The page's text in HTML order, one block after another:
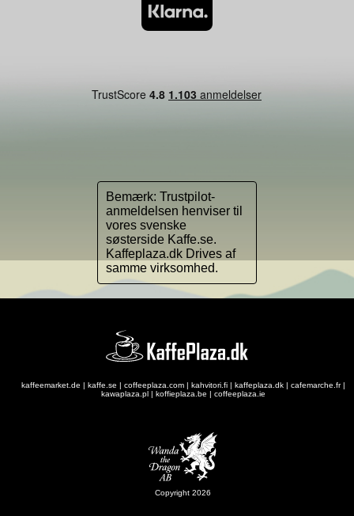
Bemærk: Trustpilot-
anmeldelsen henviser til
vores svenske
søsterside Kaffe.se.
Kaffeplaza.dk Drives af
samme virksomhed.
kaffeemarket.de kaffe.se coffeeplaza.com| kahvitori.fi| kaffeplaza.dk| cafemarche.fr|
kawaplaza.pl
koffieplaza.be coffeeplaza.ie
Copyright 2026